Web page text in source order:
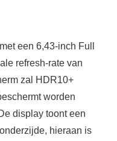
een 6,43-inch Full
refresh-rate van
zal HDR10+
worden
display toont een
hieraan is